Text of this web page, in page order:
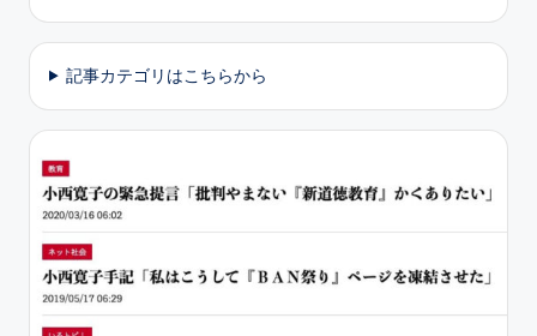
記事カテゴリはこちらから